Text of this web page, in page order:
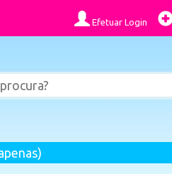
Efetuar Login